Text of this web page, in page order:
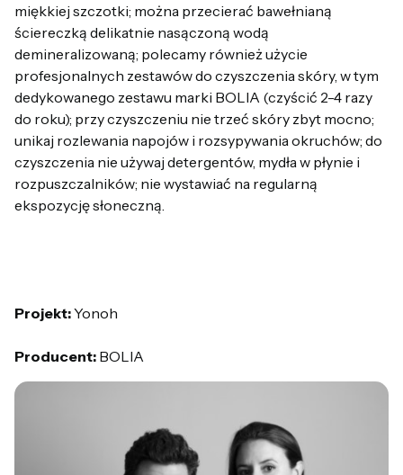
miękkiej szczotki; można przecierać bawełnianą
ściereczką delikatnie nasączoną wodą
demineralizowaną; polecamy również użycie
profesjonalnych zestawów do czyszczenia skóry, w tym
dedykowanego zestawu marki BOLIA (czyścić 2-4 razy
do roku); przy czyszczeniu nie trzeć skóry zbyt mocno;
unikaj rozlewania napojów i rozsypywania okruchów; do
czyszczenia nie używaj detergentów, mydła w płynie i
rozpuszczalników; nie wystawiać na regularną
ekspozycję słoneczną.
Projekt:Yonoh
Producent: BOLIA